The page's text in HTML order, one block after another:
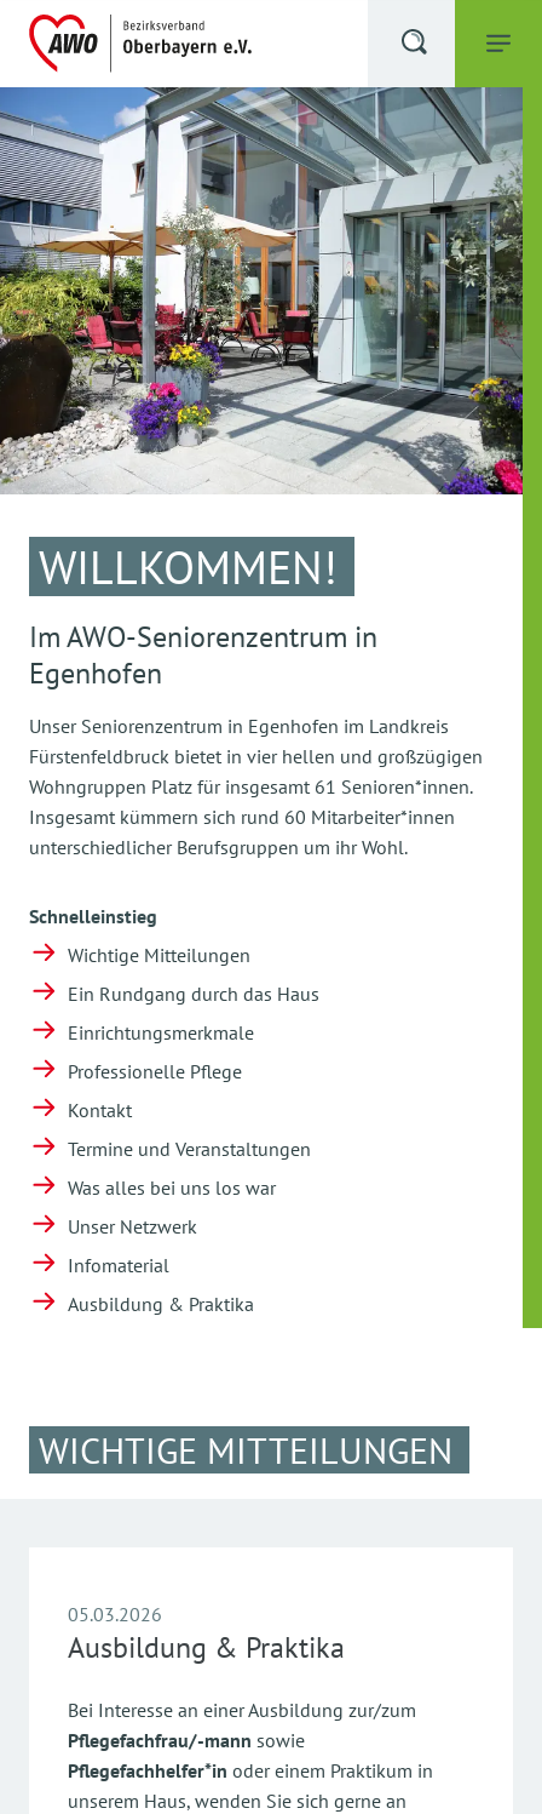
WILLKOMMEN!
Im AWO-Seniorenzentrum in
Egenhofen
Unser Seniorenzentrum in Egenhofen im Landkreis
Fürstenfeldbruck bietet in vier hellen und großzügigen
Wohngruppen Platz für insgesamt 61 Senioren*innen.
Insgesamt kümmern sich rund 60 Mitarbeiter*innen
unterschiedlicher Berufsgruppen um ihr Wohl.
Schnelleinstieg
Wichtige Mitteilungen
Ein Rundgang durch das Haus
Einrichtungsmerkmale
Professionelle Pflege
Kontakt
Termine und Veranstaltungen
Was alles bei uns los war
Unser Netzwerk
Infomaterial
Ausbildung & Praktika
WICHTIGE MITTEILUNGEN
05.03.2026
Ausbildung & Praktika
Bei Interesse an einer Ausbildung zur/zum
Pflegefachfrau/-mann sowie
Pflegefachhelfer*in oder einem Praktikum in
unserem Haus, wenden Sie sich gerne an